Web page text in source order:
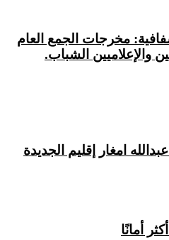
مخرجات الجمع العام
والإعلاميين الشباب.
امغار إقليم الجديدة
أمانًا